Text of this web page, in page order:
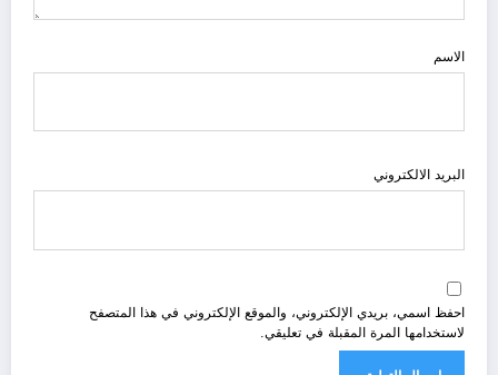
الاسم
البريد الالكتروني
احفظ اسمي، بريدي الإلكتروني، والموقع الإلكتروني في هذا المتصفح
لاستخدامها المرة المقبلة في تعليقي.